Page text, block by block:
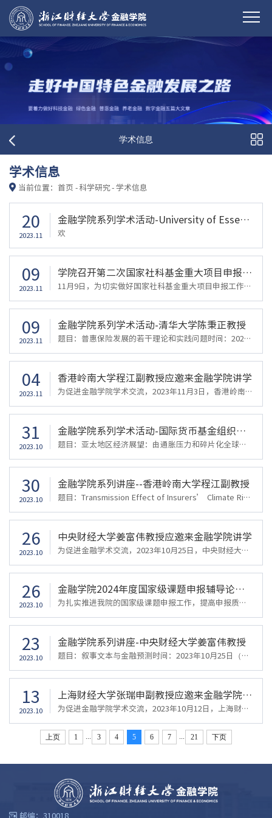
学术信息
学术信息
当前位置：首页 -科学研究-学术信息
20
2023.11
金融学院系列学术活动-University of Essex颜诚副教授
欢
09
2023.11
学院召开第二次国家社科基金重大项目申报研讨会
11月9日，为切实做好国家社科基金重大项目申报工作，金融学院召开国家社科重大项目申报研讨会。会议由王聪聪院长主持，学院分管科研副院长和教授参会。王聪聪院长指出，要高度重视此次国家社科基金重大项目申报工作，聚焦重大理论和现实问题，要将本年度申报和下一年度申报与10月刚召开的中央金融工作会议精神相结合，把握好机遇，找准突破口，有针对性地谋划和开展工作，争取在重要科研项目立项上再接再厉，持续取得佳绩。最后...
09
2023.11
金融学院系列学术活动-清华大学陈秉正教授
题目：普惠保险发展的若干理论和实践问题时间：2023年11月17日（周五）10:00地点：金融学院422会议室主讲人简介：陈秉正，清华大学经济管理学院金融系教授、博士生导师，清华大学经济管理学院中国保险与风险管理研究中心主任，《The Journal of Risk Finance》编委， 《保险研究》编委，中国保险学会理事。主要研究领域：风险管理与保险，企业风险管理，企业年金，保险证券化。2000年以来，在《管理世界》、《保险研究》、《技...
04
2023.11
香港岭南大学程江副教授应邀来金融学院讲学
为促进金融学院学术交流，2023年11月3日，香港岭南大学程江副教授来金融学院进行学术交流，本次会议由王聪聪院长主持。在本次讲座中，程江教授向大家展示了自己最新的研究成果，保险公司气候风险披露对其投资企业环境友好性（碳排放）的影响及作用机制。首先，程教授指出，气候风险披露政策并未在美国各个州推广实施，保险公司气候风险披露对其所投资企业碳排放的研究有助于分析气候风险披露政策的效果，因此，这项研究具有很强...
31
2023.10
金融学院系列学术活动-国际货币基金组织徐绎之博士
题目：亚太地区经济展望：由通胀压力和碎片化全球经济带来的挑战时间：2023年11月3日（周五）14：00-15:00地点：金融学院422会议室主讲人简介：徐绎之，加州大学洛杉矶分校经济学博士，国际货币基金组织（IMF）亚太部地区研究处经济学家。徐博士作为研究组长带领团队撰写了国际货币基金组织于2023年4月和10月发布的两期《亚太地区经济展望报告》，并多次在亚洲各国央行和经济政策智库机构做专题报告。此前，他于2018年加入IMF，...
30
2023.10
金融学院系列讲座--香港岭南大学程江副教授
题目：Transmission Effect of Insurers’ Climate Risk Disclosures on Their Corporate Bond Investees’ Environmental Friendliness时间：2023年11月3日（周五）10：00-11:30地点：金融学院422会议室主讲人简介：程江，现任职于香港岭南大学，副教授，博导。在获得美国天普大学风险管理与保险博士后先后任教于上海交通大学，上海财经大学，曾经在台湾大学和印第安纳州立大学担任过访问教授，主要从事保险经济学、保险财务、...
26
2023.10
中央财经大学姜富伟教授应邀来金融学院讲学
为促进金融学术交流，2023年10月25日，中央财经大学的姜富伟教授应邀莅临金融学院分享了主题为叙事文本与金融预测的演讲，本次会议由王聪聪院长主持。姜富伟教授指出在大数据时代，人工智能技术的崛起使得定性定量的区别变得模糊了，定性的数据可以定量化。传统定性数据在经济金融领域中的应用还比较少，对于经济叙事文本这样的新型数据，我们应该探索如何利用它从经济价值方面给投资者带来效用改进。在宏观经济动态均衡的情况...
26
2023.10
金融学院2024年度国家级课题申报辅导论证会
为扎实推进我院的国家级课题申报工作，提高申报质量和命中率，2023年10月25日，学院特邀中央财经大学姜富伟教授莅临辅导，会议由王聪聪院长主持，十余位老师参加了本次论证会。会上，姜教授就课题选题设计写作做了辅导报告，各位参会老师汇报了自己的课题名称、选题依据、研究内容、可能的创新点，姜教授提出了针对性修改建议。姜教授指出各位老师的论文选题都基本上较好，选题视角较新颖，但是写作的风格需要增加张力，最好能...
23
2023.10
金融学院系列讲座-中央财经大学姜富伟教授
题目：叙事文本与金融预测时间：2023年10月25日（周三）9:30 – 11:30地点：金融学院422会议室主讲人简介：姜富伟，中央财经大学教授、博导，教育部国家级人才计划入选者，金融工程系主任，国家社科基金重大项目首席专家，黄大年教学团队核心成员，北京市海淀区政协委员，目前主要关注数字经济与金融科技相关交叉研究，在Journal of Financial Economics、Review of Financial Studies、Management Science、Journal of Econome...
13
2023.10
上海财经大学张瑞申副教授应邀来金融学院讲学
为促进金融学院学术交流，2023年10月12日，上海财经大学张瑞申副教授来金融学院进行学术交流，本次会议由王聪聪院长主持。张瑞申教授分享了自己近期的学术成果ValueandValuesDiscovery in Earnings Calls，探究了关于金融分析师如何在公司盈余电话会议上讨论与公司“价值”和“价值观”相关的气候变化问题。张教授首先探讨了学术界越来越关注的绿色金融、ESG等热点研究的背后动机。随后，他对自己的研究展开了详细讨论。第一，...
上页 1 3 4 5 6 7 21 下页
邮编：310018